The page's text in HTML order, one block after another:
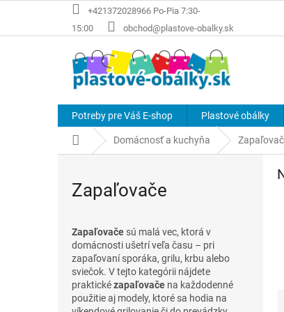
+421372028966 Po-Pia 7:30-
15:00
obchod@plastove-obalky.sk
Potreby pre Váš E-shop Plastové obálky
DomovDomácnosť a kuchyňa
Zapaľovače
Zapaľovače sú malá vec, ktorá v
domácnosti ušetrí veľa času – pri
zapaľovaní sporáka, grilu, krbu alebo
sviečok. V tejto kategórii nájdete
praktickézapaľovače na každodenné
použitie aj modely, ktoré sa hodia na